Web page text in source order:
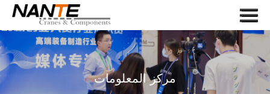
صفحة الغلاف
في ما يخصنا
مركز المعلومات